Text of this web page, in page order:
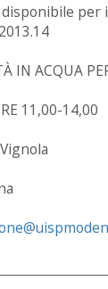
IN ACQUA
11,00-14,00